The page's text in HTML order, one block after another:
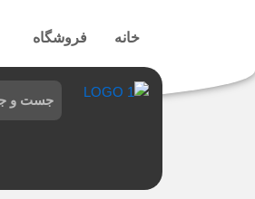
خانه فروشگاه